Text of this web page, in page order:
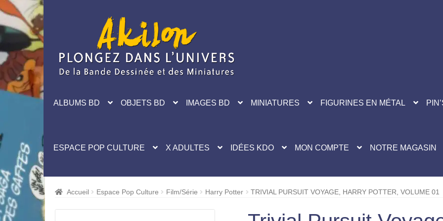
navigation
ALBUMS BD OBJETS BD IMAGES BD MINIATURES FIGURINES EN MÉTAL
ESPACE POP CULTURE X ADULTES IDÉES KDO MON COMPTE NOTRE MAGASIN
Accueil Espace Pop Culture Film/Série Harry Potter TRIVIAL PURSUIT VOYAGE, HARRY POTTER, VOLUME 01